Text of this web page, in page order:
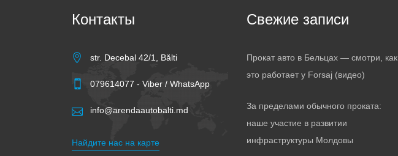
Контакты
str. Decebal 42/1, Bălti
079614077 - Viber / WhatsApp
info@arendaautobalti.md
Найдите нас на карте
Свежие записи
Прокат авто в Бельцах — смотри, как
это работает у Forsaj (видео)
За пределами обычного проката:
наше участие в развитии
инфраструктуры Молдовы